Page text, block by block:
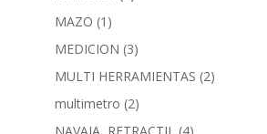
MAZO (1)
MEDICION (3)
MULTI HERRAMIENTAS (2)
multimetro (2)
NAVAJA, RETRACTIL (4)